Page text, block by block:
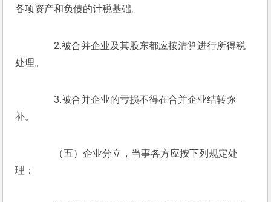
各项资产和负债的计税基础。
2.被合并企业及其股东都应按清算进行所得税
处理。
3.被合并企业的亏损不得在合并企业结转弥
补。
（五）企业分立，当事各方应按下列规定处
理：